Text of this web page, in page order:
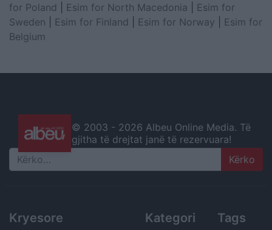
for Poland
Esim for North Macedonia
Esim for
Sweden
Esim for Finland Esim for Norway
Esim for
Belgium
© 2003 - 2026 Albeu Online Media. Të
gjitha të drejtat janë të rezervuara!
Search
Kryesore Kategori Tags